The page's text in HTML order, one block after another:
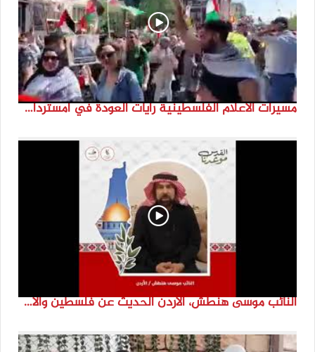
مسيرات الاعلام الفلسطينية رايات العودة في امستردام #النكبة74 #انتماء2022 #القدس_موعدنا
النائب موسى هنطش، الأردن الحديث عن فلسطين والاقصى هو عنصر تحدي من تحديات الأُمة في تاريخها الطويل. #انتماء2022